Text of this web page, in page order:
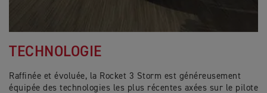
TECHNOLOGIE
Raffinée et évoluée, la Rocket 3 Storm est généreusement
équipée des technologies les plus récentes axées sur le pilote